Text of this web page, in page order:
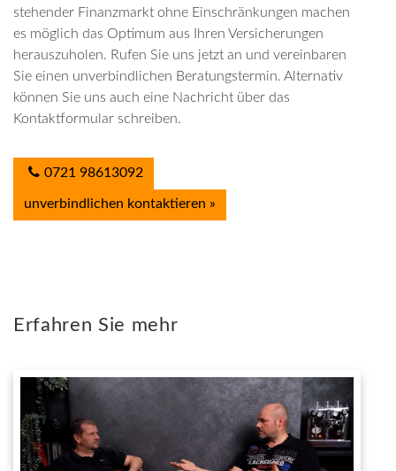
stehender Finanzmarkt ohne Einschränkungen machen
es möglich das Optimum aus Ihren Versicherungen
herauszuholen. Rufen Sie uns jetzt an und vereinbaren
Sie einen unverbindlichen Beratungstermin. Alternativ
können Sie uns auch eine Nachricht über das
Kontaktformular schreiben.
0721 98613092
unverbindlichen kontaktieren »
Erfahren Sie mehr